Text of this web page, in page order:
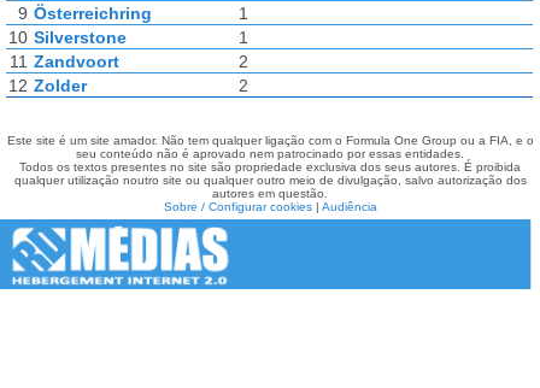
9 Österreichring
1
10 Silverstone
1
11 Zandvoort
2
12 Zolder 2
Este site é um site amador. Não tem qualquer ligação com o Formula One Group ou a FIA, e o
seu conteúdo não é aprovado nem patrocinado por essas entidades.
Todos os textos presentes no site são propriedade exclusiva dos seus autores. É proibida
qualquer utilização noutro site ou qualquer outro meio de divulgação, salvo autorização dos
autores em questão.
Sobre / Configurar cookies| Audiência